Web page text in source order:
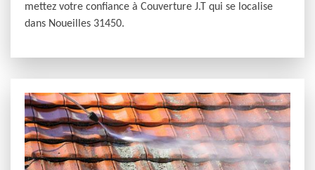
mettez votre confiance à Couverture J.T qui se localise
dans Noueilles 31450.